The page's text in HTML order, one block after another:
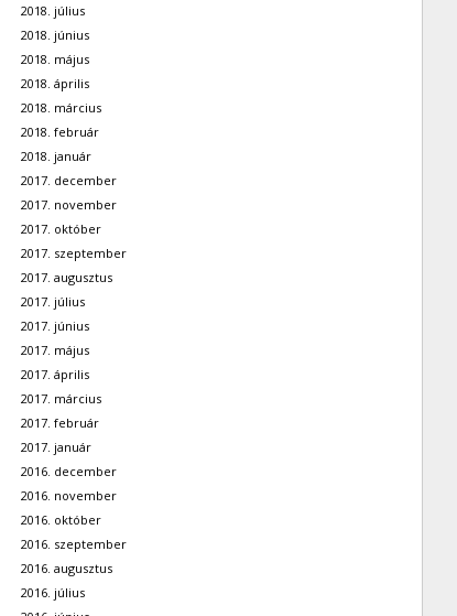
2018. július
2018. június
2018. május
2018. április
2018. március
2018. február
2018. január
2017. december
2017. november
2017. október
2017. szeptember
2017. augusztus
2017. július
2017. június
2017. május
2017. április
2017. március
2017. február
2017. január
2016. december
2016. november
2016. október
2016. szeptember
2016. augusztus
2016. július